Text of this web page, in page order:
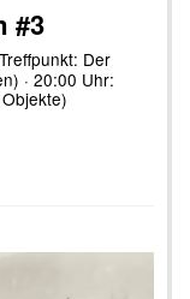
#3
Der
· 20:00 Uhr: